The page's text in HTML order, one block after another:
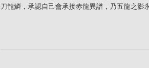
刀龍鱗，承認自己會承接赤龍異譜，乃五龍之影